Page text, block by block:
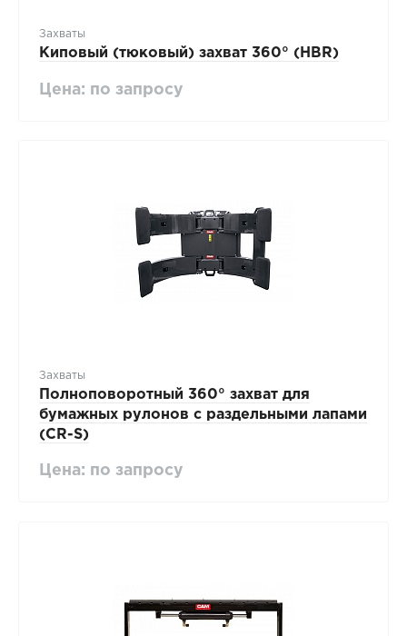
Захваты
Киповый (тюковый) захват 360° (HBR)
Цена: по запросу
Захваты
Полноповоротный 360° захват для
бумажных рулонов с раздельными лапами
(CR-S)
Цена: по запросу